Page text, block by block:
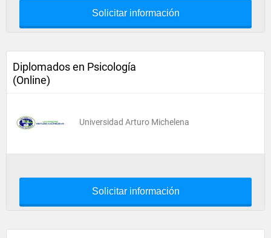
Solicitar información
Diplomados en Psicología
(Online)
Universidad Arturo Michelena
Solicitar información